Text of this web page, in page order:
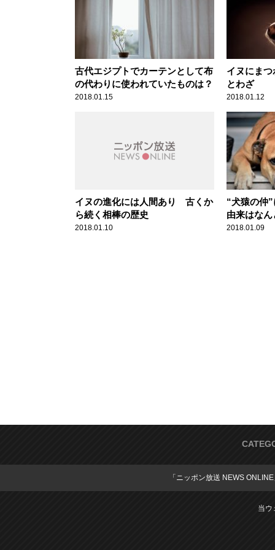
古代エジプトでカーテンとして布
の代わりに使われていたものは？
2018.01.15
イヌにま
とわざ
2018.01.12
イヌの進化には人間あり 古くか
ら続く相棒の歴史
2018.01.10
“犬猿の仲
由来はな
2018.01.09
「ニッポン放送 NEWS
当ウ